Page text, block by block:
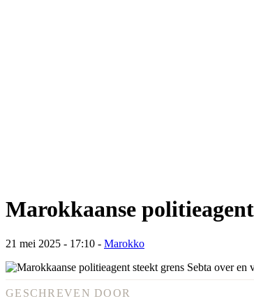
Marokkaanse
21 mei 2025 - 17:10 - Marokko
GESCHREVEN DOOR